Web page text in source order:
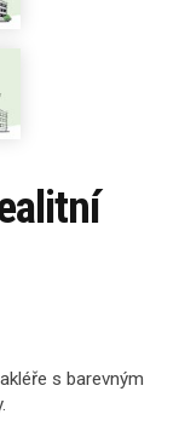
s barevným